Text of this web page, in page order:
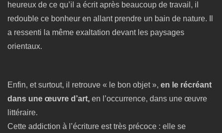
heureux de ce qu’il a écrit après beaucoup de travail, il
redouble ce bonheur en allant prendre un bain de nature. Il
a ressenti la même exaltation devant les paysages
orientaux.
Enfin, et surtout, il retrouve « le bon objet », en le récréant
dans une œuvre d’art, en l’occurrence, dans une œuvre
littéraire.
Cette addiction à l’écriture est très précoce : elle se